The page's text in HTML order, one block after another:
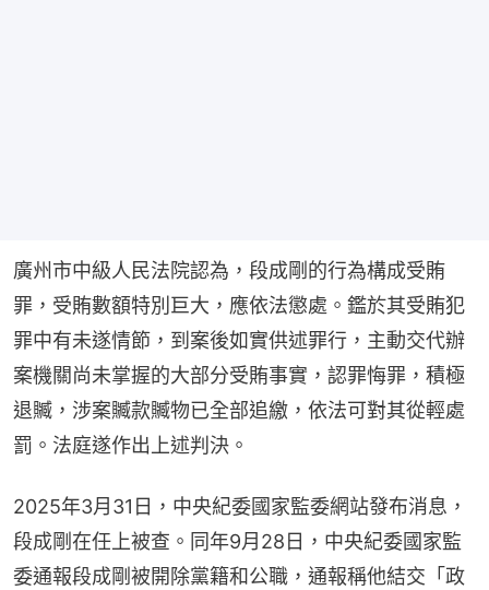
廣州市中級人民法院認為，段成剛的行為構成受賄
罪，受賄數額特別巨大，應依法懲處。鑑於其受賄犯
罪中有未遂情節，到案後如實供述罪行，主動交代辦
案機關尚未掌握的大部分受賄事實，認罪悔罪，積極
退贓，涉案贓款贓物已全部追繳，依法可對其從輕處
罰。法庭遂作出上述判決。
2025年3月31日，中央紀委國家監委網站發布消息，
段成剛在任上被查。同年9月28日，中央紀委國家監
委通報段成剛被開除黨籍和公職，通報稱他結交「政